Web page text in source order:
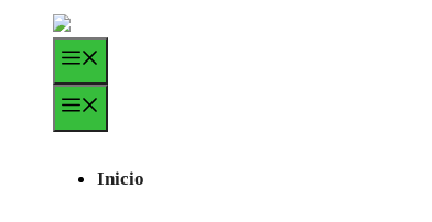
Saltar
contenido
Inicio